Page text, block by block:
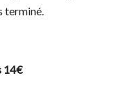
terminé.
14€